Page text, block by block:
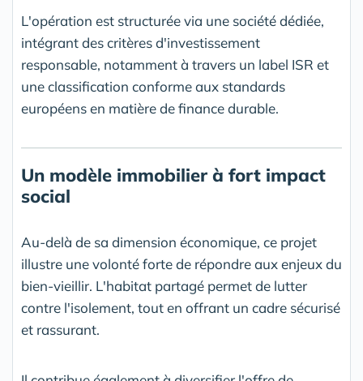
L'opération est structurée via une société dédiée,
intégrant des critères d'investissement
responsable, notamment à travers un label ISR et
une classification conforme aux standards
européens en matière de finance durable.
Un modèle immobilier à fort impact
social
Au-delà de sa dimension économique, ce projet
illustre une volonté forte de répondre aux enjeux du
bien-vieillir. L'habitat partagé permet de lutter
contre l'isolement, tout en offrant un cadre sécurisé
et rassurant.